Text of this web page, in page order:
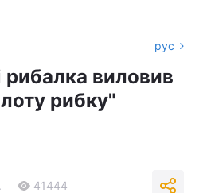
рус
рибалка виловив
рибку"
41444